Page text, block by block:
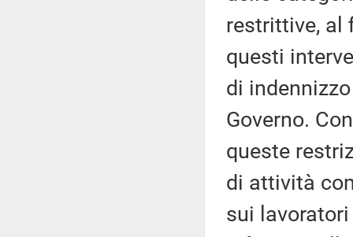
restrittive, al
questi
di
Governo.
queste
di attività
sui